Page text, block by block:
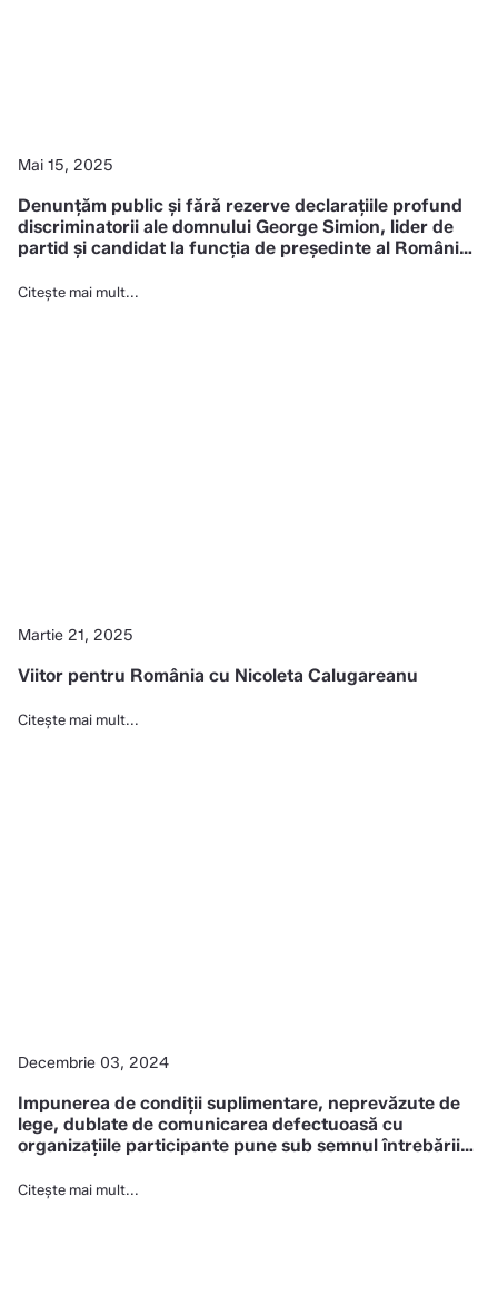
Mai 15, 2025
Denunțăm public și fără rezerve declarațiile profund
discriminatorii ale domnului George Simion, lider de
partid și candidat la funcția de președinte al României
Citește mai mult...
Martie 21, 2025
Viitor pentru România cu Nicoleta Calugareanu
Citește mai mult...
Decembrie 03, 2024
Impunerea de condiții suplimentare, neprevăzute de
lege, dublate de comunicarea defectuoasă cu
organizațiile participante pune sub semnul întrebării
societății civile în Consiliul Economic și Social
Citește mai mult...